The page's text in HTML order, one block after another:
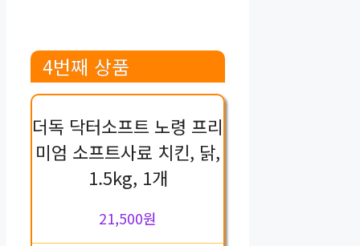
4번째 상품
더독 닥터소프트 노령 프리
미엄 소프트사료 치킨, 닭,
1.5kg, 1개
21,500원